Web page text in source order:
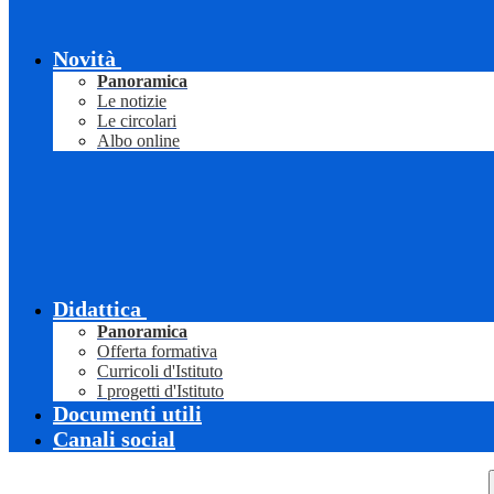
Novità
Panoramica
Le notizie
Le circolari
Albo online
Didattica
Panoramica
Offerta formativa
Curricoli d'Istituto
I progetti d'Istituto
Documenti utili
Canali social